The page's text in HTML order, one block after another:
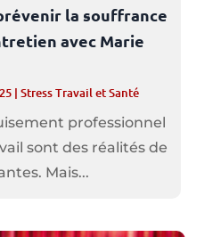
la souffrance
avec Marie
| Stress Travail et Santé
professionnel
sont des réalités de
Mais...